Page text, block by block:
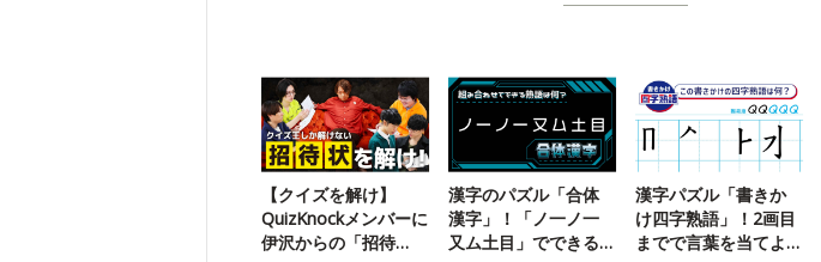
【クイズを解け】
QuizKnockメンバーに
伊沢からの「招待
漢字のパズル「合体
漢字」！「ノ一ノ一
又ム土目」でできる
漢字パズル「書きか
け四字熟語」！2画目
までで言葉を当てよ